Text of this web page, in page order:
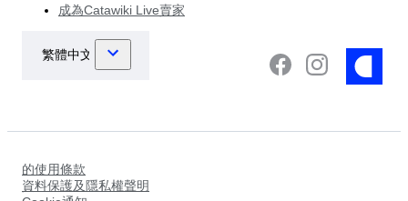
成為Catawiki Live賣家
的使用條款
資料保護及隱私權聲明